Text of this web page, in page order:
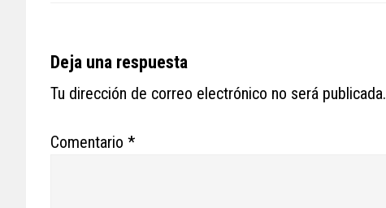
Reader
Interactions
Deja una respuesta
Tu dirección de correo electrónico no será publicada.
Comentario *